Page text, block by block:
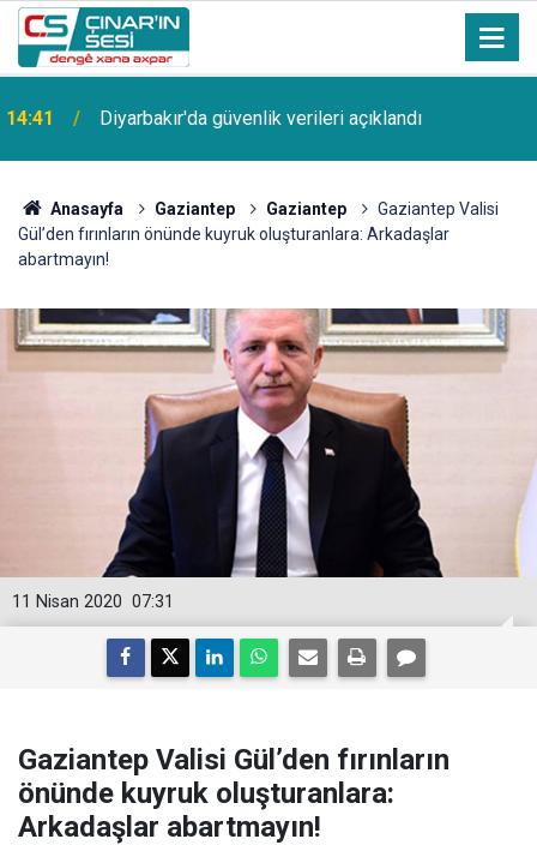
14:41 Diyarbakır'da güvenlik verileri açıklandı
Anasayfa Gaziantep Gaziantep
Gaziantep Valisi
Gül’den fırınların önünde kuyruk oluşturanlara: Arkadaşlar
abartmayın!
07:31
11 Nisan 2020
Gaziantep Valisi Gül’den fırınların
önünde kuyruk oluşturanlara:
Arkadaşlar abartmayın!